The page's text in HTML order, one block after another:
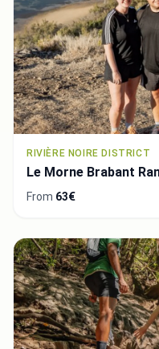
RIVIÈRE NOIRE DISTRICT
Le Morne Brabant
From 63€